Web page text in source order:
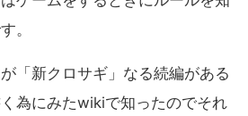
。
「新クロサギ」なる続編がある
為にみたwikiで知ったのでそれ